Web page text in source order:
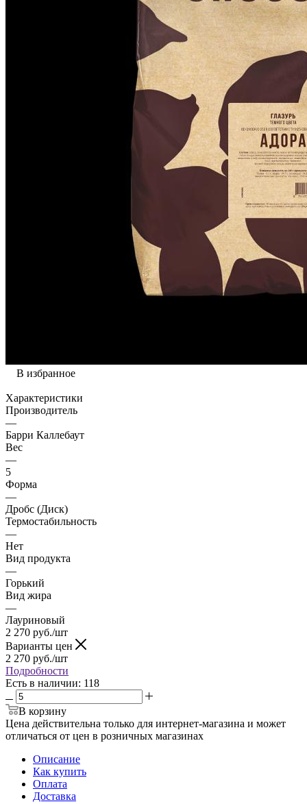
В избранное
Характеристики
Производитель
—
Барри Каллебаут
Вес
—
5
Форма
—
Дробс (Диск)
Термостабильность
—
Нет
Вид продукта
—
Горький
Вид жира
—
Лауриновый
2 270 руб./шт
Варианты цен
2 270 руб./шт
Подробности
Есть в наличии: 118
В корзину
Цена действительна только для интернет-магазина и может
отличаться от цен в розничных магазинах
Описание
Как купить
Оплата
Доставка